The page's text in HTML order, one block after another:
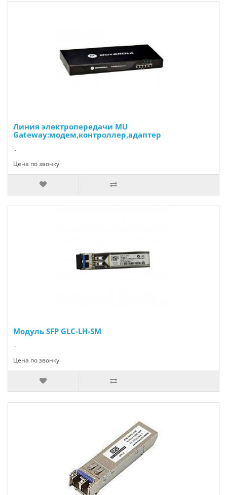
Линия электропередачи MU
Gateway:модем,контроллер,адаптер
..
Цена по звонку
Модуль SFP GLC-LH-SM
..
Цена по звонку